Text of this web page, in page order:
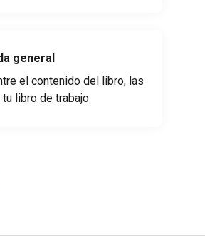
general
el contenido del libro, las
libro de trabajo